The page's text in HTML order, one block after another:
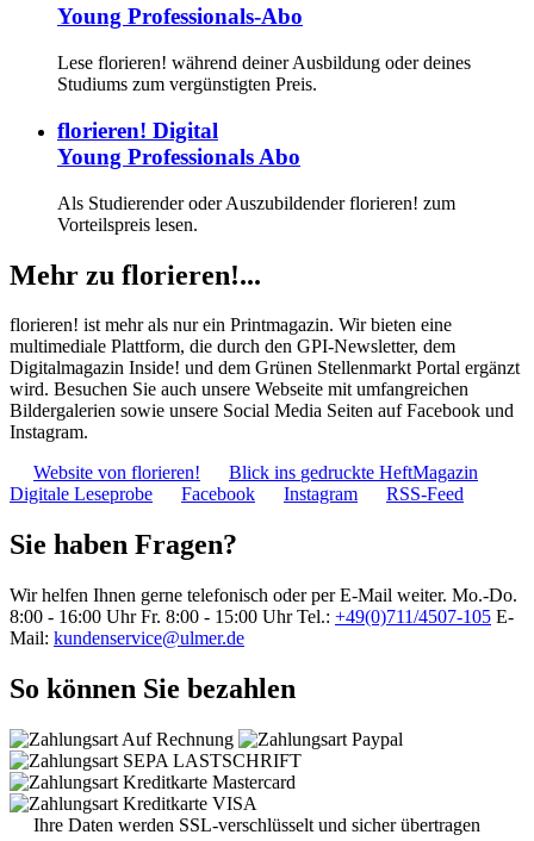
Young Professionals-Abo
Lese florieren! während deiner Ausbildung oder deines
Studiums zum vergünstigten Preis.
florieren! Digital
Young Professionals Abo
Als Studierender oder Auszubildender florieren! zum
Vorteilspreis lesen.
Mehr zu florieren!...
florieren! ist mehr als nur ein Printmagazin. Wir bieten eine
multimediale Plattform, die durch den GPI-Newsletter, dem
Digitalmagazin Inside! und dem Grünen Stellenmarkt Portal ergänzt
wird. Besuchen Sie auch unsere Webseite mit umfangreichen
Bildergalerien sowie unsere Social Media Seiten auf Facebook und
Instagram.
Website von florieren! Blick ins gedruckte HeftMagazin
Digitale Leseprobe
Facebook Instagram RSS-Feed
Sie haben Fragen?
Wir helfen Ihnen gerne telefonisch oder per E-Mail weiter. Mo.-Do.
8:00 - 16:00 Uhr Fr. 8:00 - 15:00 Uhr Tel.: +49(0)711/4507-105 E-
Mail: kundenservice@ulmer.de
So können Sie bezahlen
Ihre Daten werden SSL-verschlüsselt und sicher übertragen